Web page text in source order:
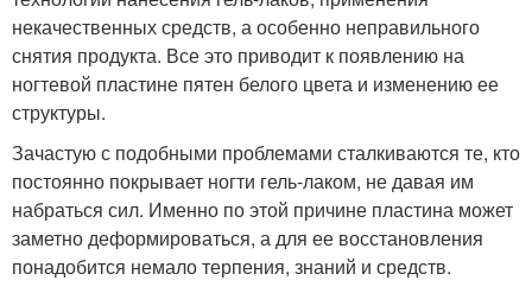
некачественных средств, а особенно неправильного
снятия продукта. Все это приводит к появлению на
ногтевой пластине пятен белого цвета и изменению ее
структуры.
Зачастую с подобными проблемами сталкиваются те, кто
постоянно покрывает ногти гель-лаком, не давая им
набраться сил. Именно по этой причине пластина может
заметно деформироваться, а для ее восстановления
понадобится немало терпения, знаний и средств.